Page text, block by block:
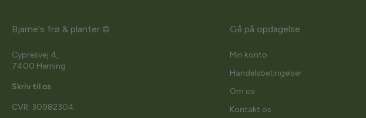
Bjarne's frø & planter ©
Cypresvej 4,
7400 Herning
Skriv til os
CVR: 30982304
Gå på opdagelse
Min konto
Handelsbetingelser
Om os
Kontakt os